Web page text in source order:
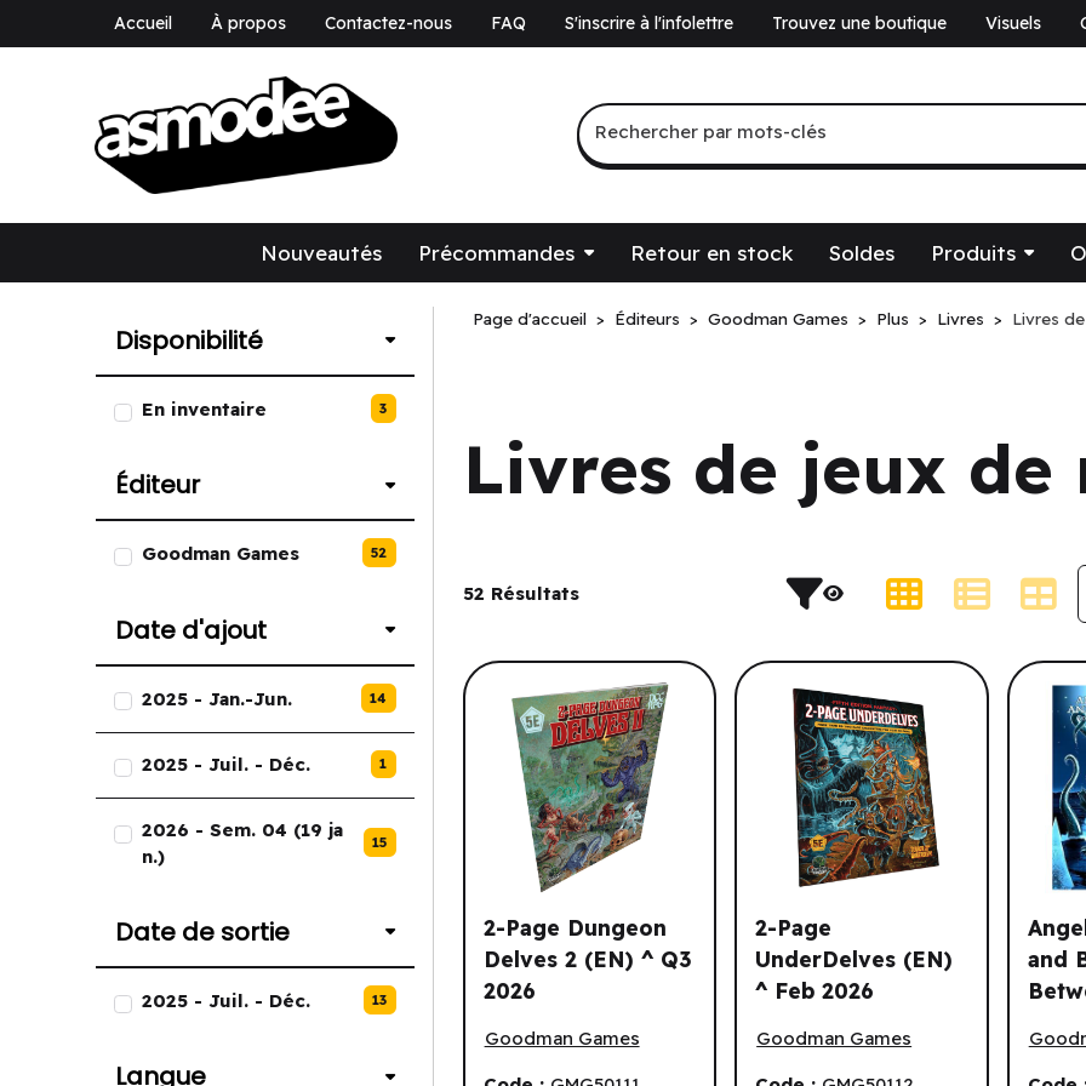
Accueil À propos Contactez-nous FAQ S'inscrire à l'infolettre Trouvez une boutique Visuels
Recherche par mots-clés
Rechercher par mots-clés
Nouveautés Précommandes Retour en stock Soldes Produits
Disponibilité
Liste des options de Disponibilité.
En inventaire 3
Éditeur
Liste des options de Éditeur.
Goodman Games 52
Date d'ajout
Liste des options de Date d'ajout.
2025 - Jan.-Jun. 14
2025 - Juil. - Déc. 1
2026 - Sem. 04 (19 ja
n.)
15
Date de sortie
Liste des options de Date de sortie.
2025 - Juil. - Déc. 13
Langue
Page d'accueil Éditeurs Goodman Games Plus Livres Livres
Livres de jeux de
Filtres et résultat de recherche.
52 Résultats Type d'affichage
2-Page Dungeon
Delves 2 (EN) ^ Q3
2026
Goodman Games
2-Page
UnderDelves (EN)
^ Feb 2026
Goodman Games
and